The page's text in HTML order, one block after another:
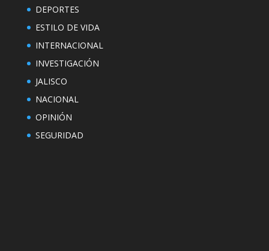
DEPORTES
ESTILO DE VIDA
INTERNACIONAL
INVESTIGACIÓN
JALISCO
NACIONAL
OPINIÓN
SEGURIDAD